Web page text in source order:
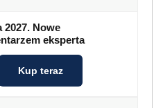
Nowe
eksperta
Kup teraz